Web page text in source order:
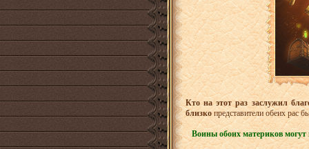
Кто на этот раз заслужил
близкопредставители обеих рас
Воины обоих материков